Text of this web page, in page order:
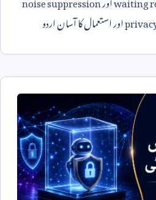
اور استعمال کا آسان اردو